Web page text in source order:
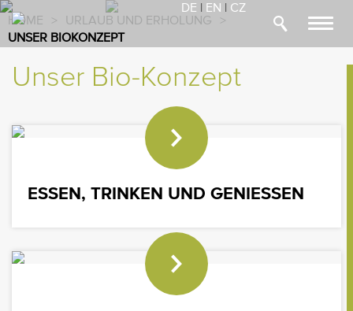
DE EN
CZ
HOME > URLAUB UND ERHOLUNG
>
UNSER BIOKONZEPT
Unser Bio-Konzept
ESSEN, TRINKEN UND GENIESSEN